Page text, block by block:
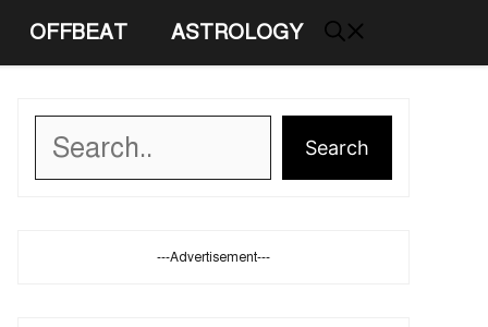
OFFBEAT ASTROLOGY
Search Search
---Advertisement---